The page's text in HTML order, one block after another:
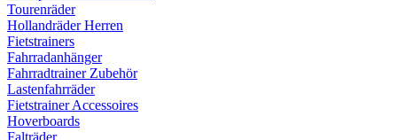
Tourenräder
Hollandräder Herren
Fietstrainers
Fahrradanhänger
Fahrradtrainer Zubehör
Lastenfahrräder
Fietstrainer Accessoires
Hoverboards
Falträder